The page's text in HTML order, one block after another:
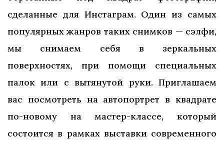
сделанные для Инстаграм. Один из самых
популярных жанров таких снимков — сэлфи,
мы снимаем себя в зеркальных
поверхностях, при помощи специальных
палок или с вытянутой руки. Приглашаем
вас посмотреть на автопортрет в квадрате
по-новому на мастер-классе, который
состоится в рамках выставки современного